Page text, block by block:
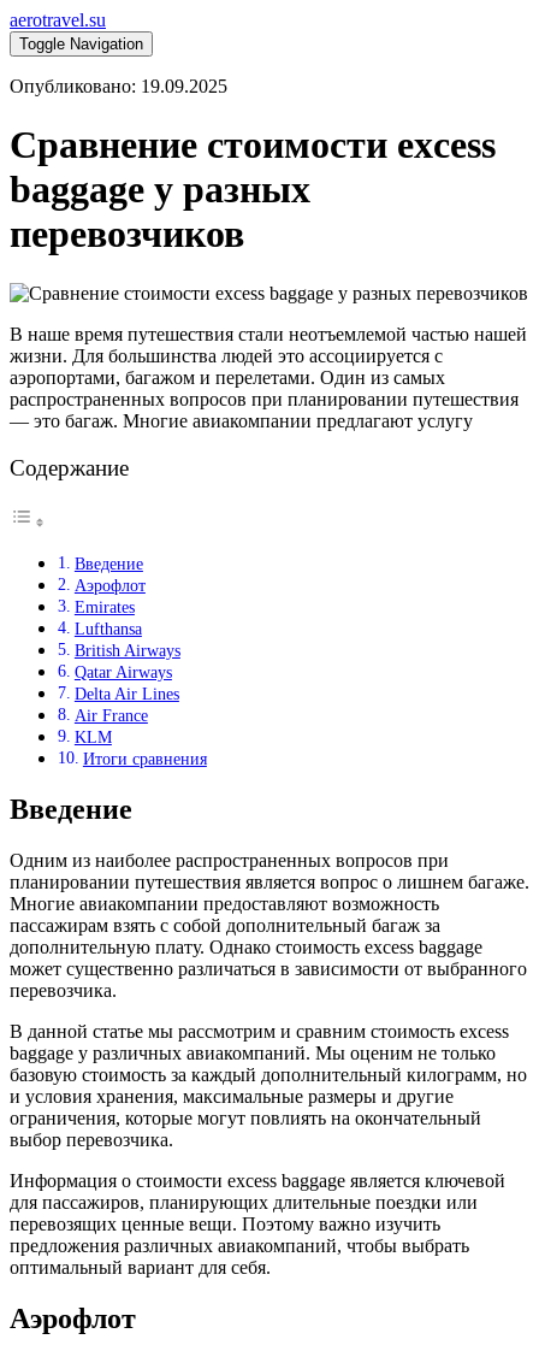
aerotravel.su
Toggle Navigation
Опубликовано: 19.09.2025
Сравнение стоимости excess
baggage у разных
перевозчиков
В наше время путешествия стали неотъемлемой частью нашей
жизни. Для большинства людей это ассоциируется с
аэропортами, багажом и перелетами. Один из самых
распространенных вопросов при планировании путешествия
— это багаж. Многие авиакомпании предлагают услугу
Содержание
Введение
Аэрофлот
Emirates
Lufthansa
British Airways
Qatar Airways
Delta Air Lines
Air France
KLM
Итоги сравнения
Введение
Одним из наиболее распространенных вопросов при
планировании путешествия является вопрос о лишнем багаже.
Многие авиакомпании предоставляют возможность
пассажирам взять с собой дополнительный багаж за
дополнительную плату. Однако стоимость excess baggage
может существенно различаться в зависимости от выбранного
перевозчика.
В данной статье мы рассмотрим и сравним стоимость excess
baggage у различных авиакомпаний. Мы оценим не только
базовую стоимость за каждый дополнительный килограмм, но
и условия хранения, максимальные размеры и другие
ограничения, которые могут повлиять на окончательный
выбор перевозчика.
Информация о стоимости excess baggage является ключевой
для пассажиров, планирующих длительные поездки или
перевозящих ценные вещи. Поэтому важно изучить
предложения различных авиакомпаний, чтобы выбрать
оптимальный вариант для себя.
Аэрофлот